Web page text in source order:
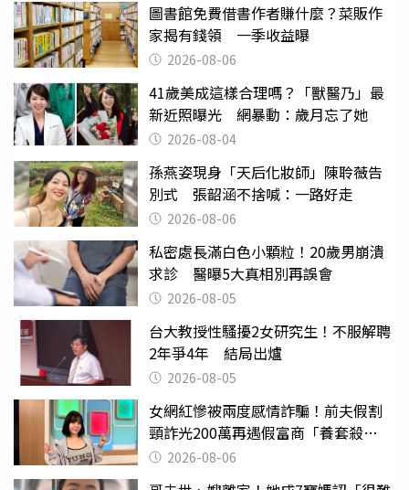
圖書館免費借書作者賺什麼？菜販作
家揭有錢領 一季收益曝
2026-08-06
41歲美成這樣合理嗎？「獸醫乃」最
新近照曝光 網暴動：歲月忘了她
2026-08-04
孫燕姿現身「天后化妝師」陳聆薇告
別式 張韶涵不捨喊：一路好走
2026-08-06
私密處長滿白色小顆粒！20歲男崩潰
求診 醫曝5大真相別再誤會
2026-08-05
台大教授性騷擾2女研究生！不服解聘
2年爭4年 結局出爐
2026-08-05
女網紅慘被兩度感情詐騙！前夫假割
頸詐光200萬再遇假富商「養套殺
2000萬」
2026-08-06